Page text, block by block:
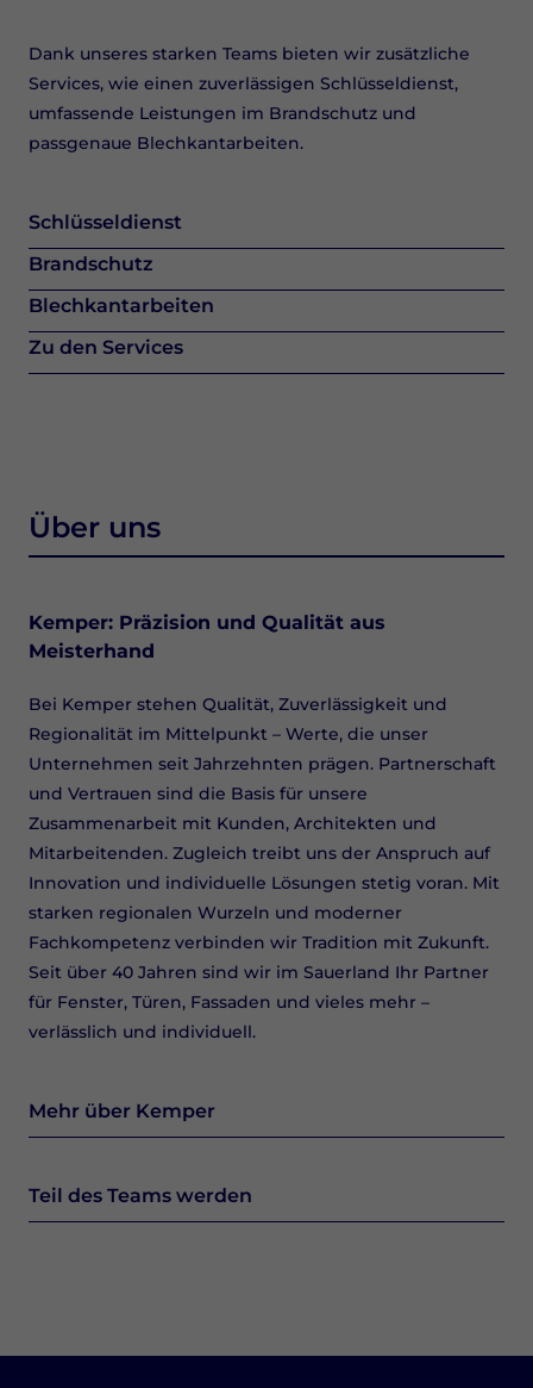
Dank unseres starken Teams bieten wir zusätzliche
Services, wie einen zuverlässigen Schlüsseldienst,
umfassende Leistungen im Brandschutz und
passgenaue Blechkantarbeiten.
Schlüsseldienst
Brandschutz
Blechkantarbeiten
Zu den Services
Über uns
Kemper: Präzision und Qualität aus
Meisterhand
Bei Kemper stehen Qualität, Zuverlässigkeit und
Regionalität im Mittelpunkt – Werte, die unser
Unternehmen seit Jahrzehnten prägen. Partnerschaft
und Vertrauen sind die Basis für unsere
Zusammenarbeit mit Kunden, Architekten und
Mitarbeitenden. Zugleich treibt uns der Anspruch auf
Innovation und individuelle Lösungen stetig voran. Mit
starken regionalen Wurzeln und moderner
Fachkompetenz verbinden wir Tradition mit Zukunft.
Seit über 40 Jahren sind wir im Sauerland Ihr Partner
für Fenster, Türen, Fassaden und vieles mehr –
verlässlich und individuell.
Mehr über Kemper
Teil des Teams werden